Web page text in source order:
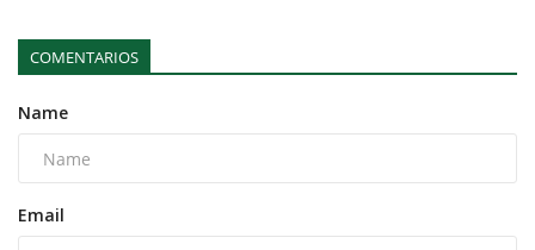
COMENTARIOS
Name
Email